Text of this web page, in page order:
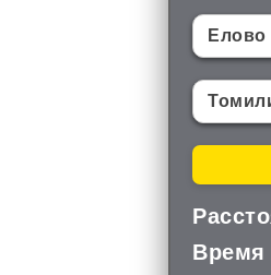
Елово
Время